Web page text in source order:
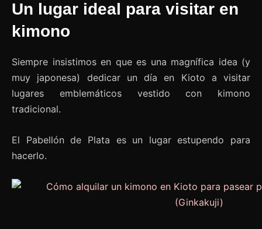
Un lugar ideal para visitar en
kimono
Siempre insistimos en que es una magnífica idea (y
muy japonesa) dedicar un día en Kioto a visitar
lugares emblemáticos vestido con kimono
tradicional.
El Pabellón de Plata es un lugar estupendo para
hacerlo.